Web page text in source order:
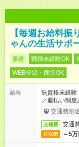
【毎週お給料振
ゃんの生活サポ
派遣 職種未経験OK
WEB登録・面接OK
給与
無資格未経
／週払い制
了次第のお支
交通費別
交通費 交通
月収例 ～5万